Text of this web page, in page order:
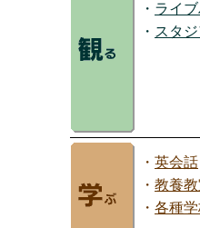
・ ライ
・ スタ
・ 英会話
・ 教養
・ 各種